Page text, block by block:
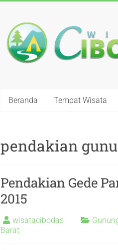
Beranda Tempat Wisata
pendakian
Pendakian Gede
2015
wisatacibodas
Barat